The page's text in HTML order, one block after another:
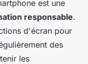
est une
responsable.
d'écran pour
des
les